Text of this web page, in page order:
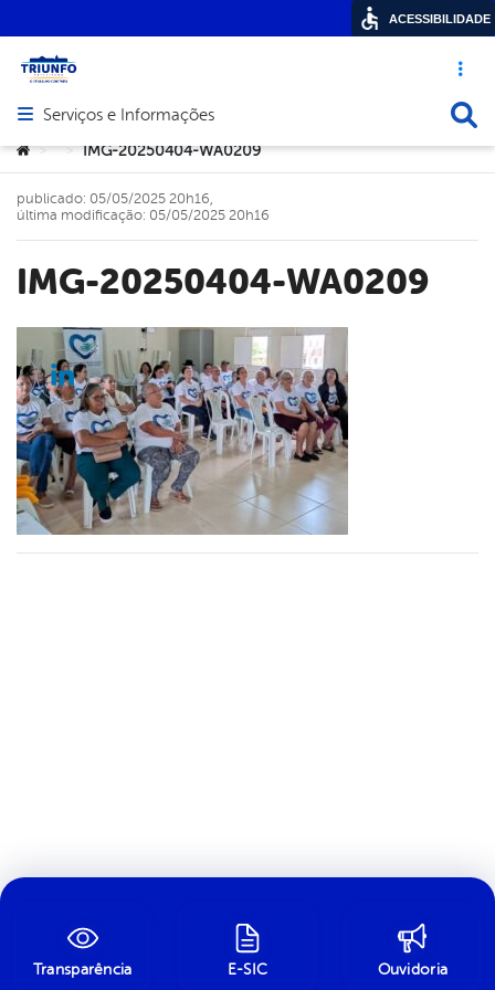
Acesso
Abrir menu principal de navegação
Serviços e Informações
Você está aqui:
> > IMG-20250404-WA0209
IMG-20250404-WA0209
publicado: 05/05/2025 20h16,
última modificação: 05/05/2025 20h16
Twitter
Linkedin
Transparência E-SIC Ouvidoria
ACESSIBILIDADE